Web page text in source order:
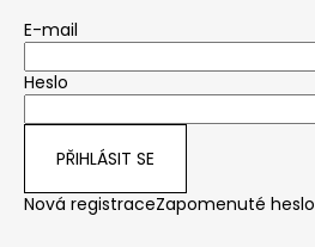
E-mail
Heslo
PŘIHLÁSIT SE
Nová registraceZapomenuté heslo